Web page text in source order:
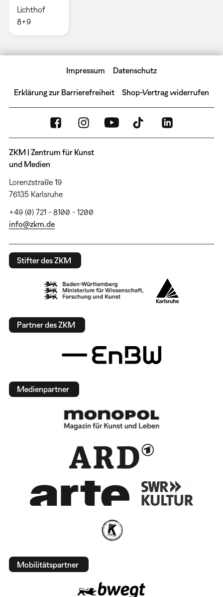
Lichthof
8+9
Impressum Datenschutz
Erklärung zur Barrierefreiheit Shop-Vertrag widerrufen
ZKM | Zentrum für Kunst
und Medien
Lorenzstraße 19
76135 Karlsruhe
+49 (0) 721 - 8100 - 1200
info@zkm.de
Stifter des ZKM
Partner des ZKM
Medienpartner
Mobilitätspartner